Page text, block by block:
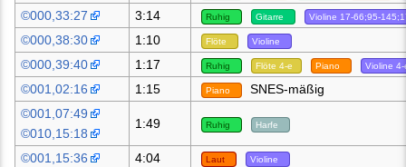
©000,33:27 3:14 Ruhig Gitarre Violine 17-66;95-
©000,38:30 1:10 Flöte Violine
©000,39:40 1:17 Ruhig Flöte 4-e Piano Violine 4-
©001,02:16 1:15 Piano
SNES-mäßig
©001,07:49
©010,15:18
1:49 Ruhig Harfe
©001,15:36 4:04 Laut Violine